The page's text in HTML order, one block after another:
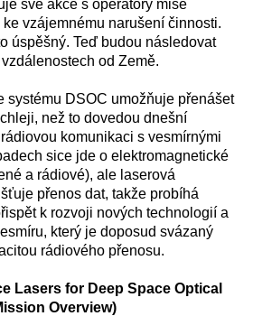
své akce s operátory mise
vzájemnému narušení činnosti.
úspěšný. Teď budou následovat
od Země.
systému DSOC umožňuje přenášet
než to dovedou dnešní
komunikaci s vesmírnými
sice jde o elektromagnetické
a rádiové), ale laserová
přenos dat, takže probíhá
k rozvoji nových technologií a
který je doposud svázaný
rádiového přenosu.
Lasers for Deep Space Optical
Overview)